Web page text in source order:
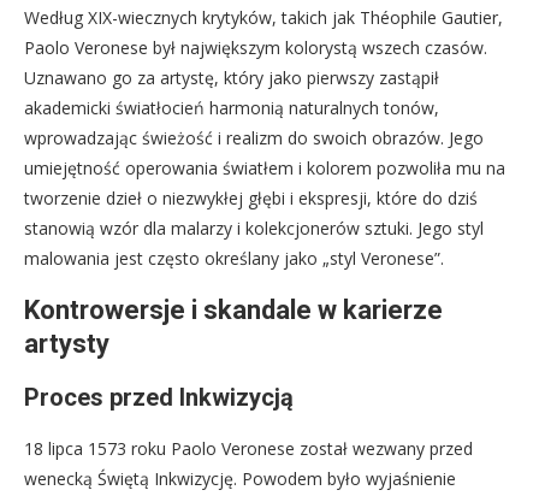
Według XIX-wiecznych krytyków, takich jak Théophile Gautier,
Paolo Veronese był największym kolorystą wszech czasów.
Uznawano go za artystę, który jako pierwszy zastąpił
akademicki światłocień harmonią naturalnych tonów,
wprowadzając świeżość i realizm do swoich obrazów. Jego
umiejętność operowania światłem i kolorem pozwoliła mu na
tworzenie dzieł o niezwykłej głębi i ekspresji, które do dziś
stanowią wzór dla malarzy i kolekcjonerów sztuki. Jego styl
malowania jest często określany jako „styl Veronese”.
Kontrowersje i skandale w karierze
artysty
Proces przed Inkwizycją
18 lipca 1573 roku Paolo Veronese został wezwany przed
wenecką Świętą Inkwizycję. Powodem było wyjaśnienie